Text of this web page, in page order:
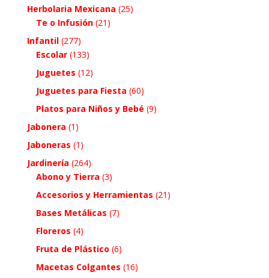
Herbolaria Mexicana (25)
Te o Infusión (21)
Infantil (277)
Escolar (133)
Juguetes (12)
Juguetes para Fiesta (60)
Platos para Niños y Bebé (9)
Jabonera (1)
Jaboneras (1)
Jardinería (264)
Abono y Tierra (3)
Accesorios y Herramientas (21)
Bases Metálicas (7)
Floreros (4)
Fruta de Plástico (6)
Macetas Colgantes (16)